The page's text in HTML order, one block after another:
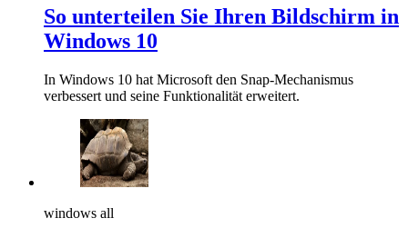
So unterteilen Sie Ihren Bildschirm in
Windows 10
In Windows 10 hat Microsoft den Snap-Mechanismus
verbessert und seine Funktionalität erweitert.
windows all